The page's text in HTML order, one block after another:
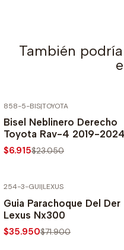
También
858-5-BIS|TOYOTA
Bisel Neblinero Derecho
Toyota Rav-4 2019-2024
$6.915$23.050
254-3-GUI|LEXUS
Guia Parachoque Del Der
Lexus Nx300
$35.950$71.900